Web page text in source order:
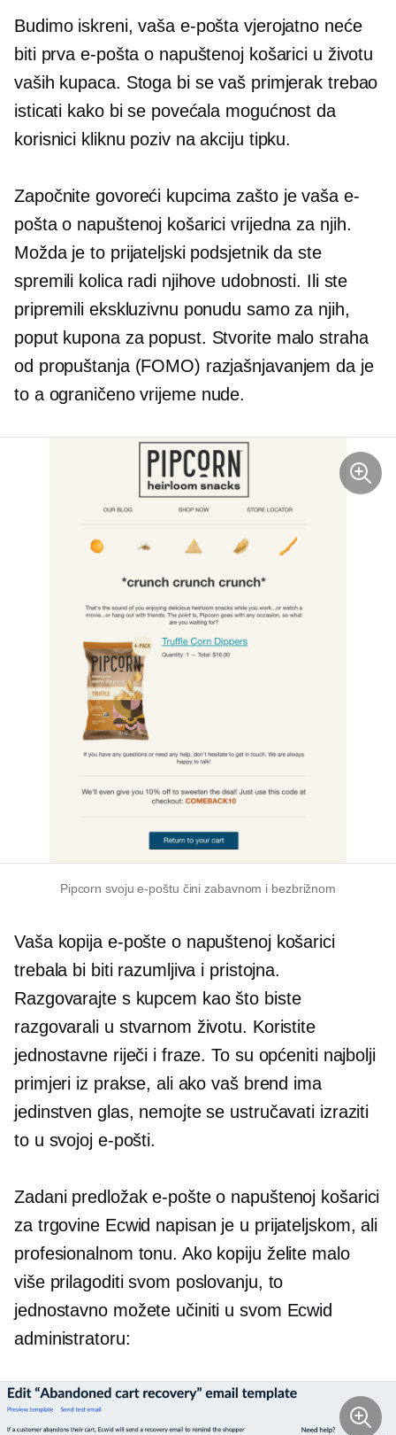
Budimo iskreni, vaša e-pošta vjerojatno neće
biti prva e-pošta o napuštenoj košarici u životu
vaših kupaca. Stoga bi se vaš primjerak trebao
isticati kako bi se povećala mogućnost da
korisnici kliknu poziv na akciju tipku.
Započnite govoreći kupcima zašto je vaša e-
pošta o napuštenoj košarici vrijedna za njih.
Možda je to prijateljski podsjetnik da ste
spremili kolica radi njihove udobnosti. Ili ste
pripremili ekskluzivnu ponudu samo za njih,
poput kupona za popust. Stvorite malo straha
od propuštanja (FOMO) razjašnjavanjem da je
to a ograničeno vrijemenude.
Pipcorn svoju e-poštu čini zabavnom i bezbrižnom
Vaša kopija e-pošte o napuštenoj košarici
trebala bi biti razumljiva i pristojna.
Razgovarajte s kupcem kao što biste
razgovarali u stvarnom životu. Koristite
jednostavne riječi i fraze. To su općeniti najbolji
primjeri iz prakse, ali ako vaš brend ima
jedinstven glas, nemojte se ustručavati izraziti
to u svojoj e-pošti.
Zadani predložak e-pošte o napuštenoj košarici
za trgovine Ecwid napisan je u prijateljskom, ali
profesionalnom tonu. Ako kopiju želite malo
više prilagoditi svom poslovanju, to
jednostavno možete učiniti u svom Ecwid
administratoru: